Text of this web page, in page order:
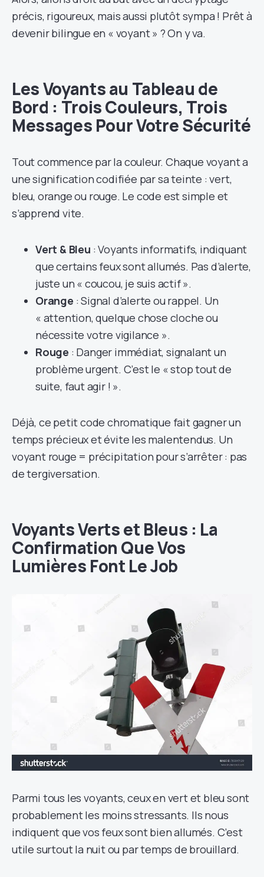
précis, rigoureux, mais aussi plutôt sympa ! Prêt à
devenir bilingue en « voyant » ? On y va.
Les Voyants au Tableau de
Bord : Trois Couleurs, Trois
Messages Pour Votre Sécurité
Tout commence par la couleur. Chaque voyant a
une signification codifiée par sa teinte : vert,
bleu, orange ou rouge. Le code est simple et
s’apprend vite.
Vert & Bleu : Voyants informatifs, indiquant
que certains feux sont allumés. Pas d’alerte,
juste un « coucou, je suis actif ».
Orange : Signal d’alerte ou rappel. Un
« attention, quelque chose cloche ou
nécessite votre vigilance ».
Rouge : Danger immédiat, signalant un
problème urgent. C’est le « stop tout de
suite, faut agir ! ».
Déjà, ce petit code chromatique fait gagner un
temps précieux et évite les malentendus. Un
voyant rouge = précipitation pour s’arrêter : pas
de tergiversation.
Voyants Verts et Bleus : La
Confirmation Que Vos
Lumières Font Le Job
Parmi tous les voyants, ceux en vert et bleu sont
probablement les moins stressants. Ils nous
indiquent que vos feux sont bien allumés. C’est
utile surtout la nuit ou par temps de brouillard.